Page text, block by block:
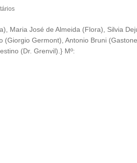
Maria José de Almeida (Flora), Silvia
Germont), Antonio Bruni
(Dr. Grenvil).} Mº: